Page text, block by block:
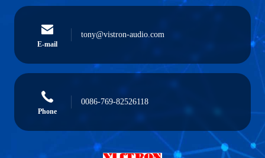
E-mail
tony@vistron-audio.com
Phone
0086-769-82526118